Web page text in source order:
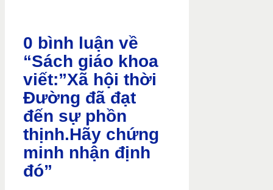
0 bình luận về
“Sách giáo khoa
viết:”Xã hội thời
Đường đã đạt
đến sự phồn
thịnh.Hãy chứng
minh nhận định
đó”